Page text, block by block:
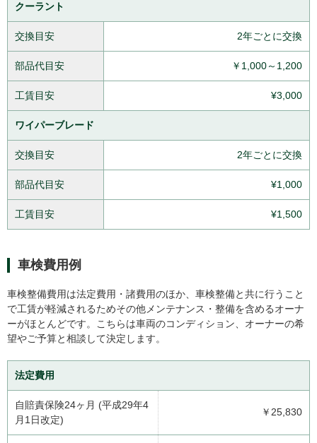
クーラント
交換目安 2年ごとに交換
部品代目安 ￥1,000～1,200
工賃目安 ¥3,000
ワイパーブレード
交換目安 2年ごとに交換
部品代目安 ¥1,000
工賃目安 ¥1,500
車検費用例
車検整備費用は法定費用・諸費用のほか、車検整備と共に行うこと
で工賃が軽減されるためその他メンテナンス・整備を含めるオーナ
ーがほとんどです。こちらは車両のコンディション、オーナーの希
望やご予算と相談して決定します。
法定費用
自賠責保険24ヶ月 (平成29年4
月1日改定)
￥25,830